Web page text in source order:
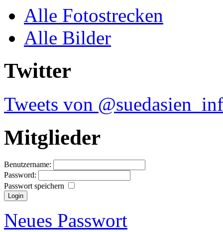
Alle Fotostrecken
Alle Bilder
Twitter
Tweets von
Mitglieder
Benutzername:
Password:
Passwort speichern
Neues Passwort